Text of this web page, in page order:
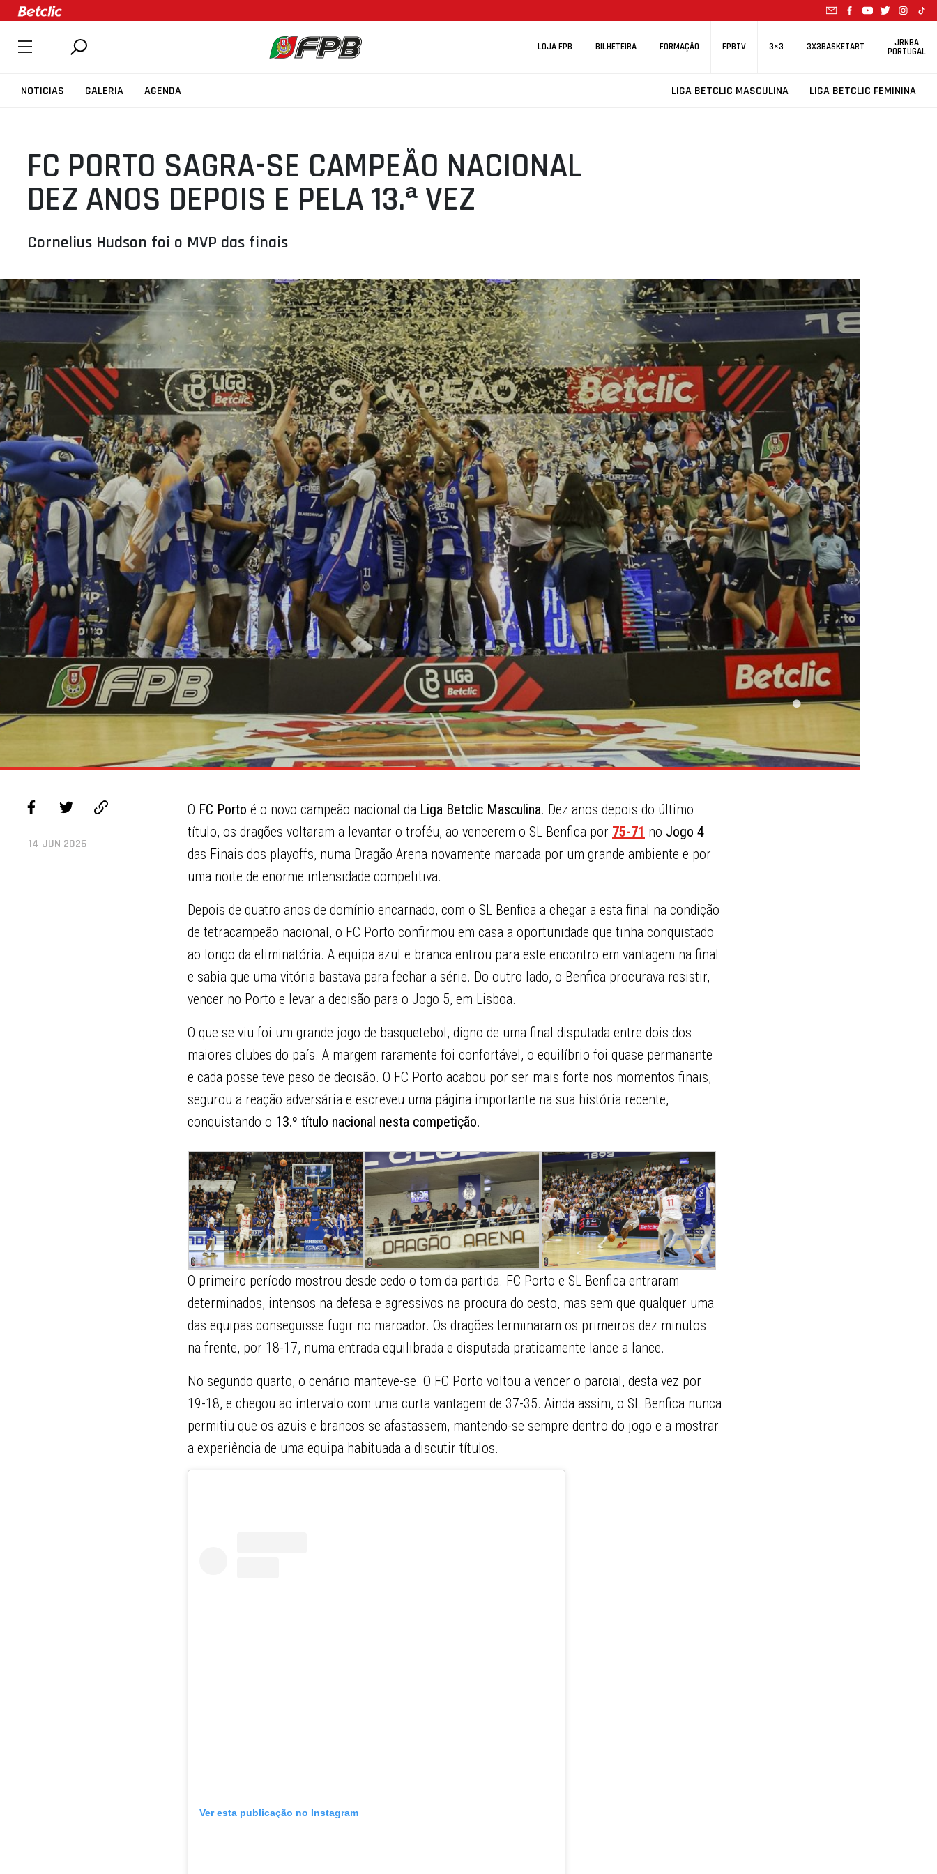
LOJA FPB BILHETEIRA FORMAÇÃO FPBTV 3×3 3X3BASKETART JRNBA
PORTUGAL
NOTICIAS GALERIA AGENDA LIGA BETCLIC MASCULINA LIGA BETCLIC FEMININA
SOBRE A FPB
COMPETIÇÕES
ASSOCIAÇÕES
CLUBES
AGENTES
SELEÇÕES
MINIBASQUETE
ÁREA TÉCNICA
PROJETOS
FC PORTO SAGRA-SE CAMPEÃO NACIONAL
DEZ ANOS DEPOIS E PELA 13.ª VEZ
Cornelius Hudson foi o MVP das finais
14 JUN 2026
O FC Porto é o novo campeão nacional da Liga Betclic Masculina. Dez anos depois do último
título, os dragões voltaram a levantar o troféu, ao vencerem o SL Benfica por 75-71 no Jogo 4
das Finais dos playoffs, numa Dragão Arena novamente marcada por um grande ambiente e por
uma noite de enorme intensidade competitiva.
Depois de quatro anos de domínio encarnado, com o SL Benfica a chegar a esta final na condição
de tetracampeão nacional, o FC Porto confirmou em casa a oportunidade que tinha conquistado
ao longo da eliminatória. A equipa azul e branca entrou para este encontro em vantagem na final
e sabia que uma vitória bastava para fechar a série. Do outro lado, o Benfica procurava resistir,
vencer no Porto e levar a decisão para o Jogo 5, em Lisboa.
O que se viu foi um grande jogo de basquetebol, digno de uma final disputada entre dois dos
maiores clubes do país. A margem raramente foi confortável, o equilíbrio foi quase permanente
e cada posse teve peso de decisão. O FC Porto acabou por ser mais forte nos momentos finais,
segurou a reação adversária e escreveu uma página importante na sua história recente,
conquistando o 13.º título nacional nesta competição.
O primeiro período mostrou desde cedo o tom da partida. FC Porto e SL Benfica entraram
determinados, intensos na defesa e agressivos na procura do cesto, mas sem que qualquer uma
das equipas conseguisse fugir no marcador. Os dragões terminaram os primeiros dez minutos
na frente, por 18-17, numa entrada equilibrada e disputada praticamente lance a lance.
No segundo quarto, o cenário manteve-se. O FC Porto voltou a vencer o parcial, desta vez por
19-18, e chegou ao intervalo com uma curta vantagem de 37-35. Ainda assim, o SL Benfica nunca
permitiu que os azuis e brancos se afastassem, mantendo-se sempre dentro do jogo e a mostrar
a experiência de uma equipa habituada a discutir títulos.
Ver esta publicação no Instagram